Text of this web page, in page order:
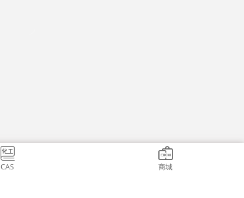
CAS 商城